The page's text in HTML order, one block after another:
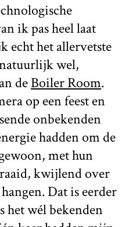
ik pas heel laat
echt het allervetste
wel,
deBoiler Room.
op een feest en
onbekenden
hadden om de
met hun
kwijlend over
Dat is eerder
het wél bekenden